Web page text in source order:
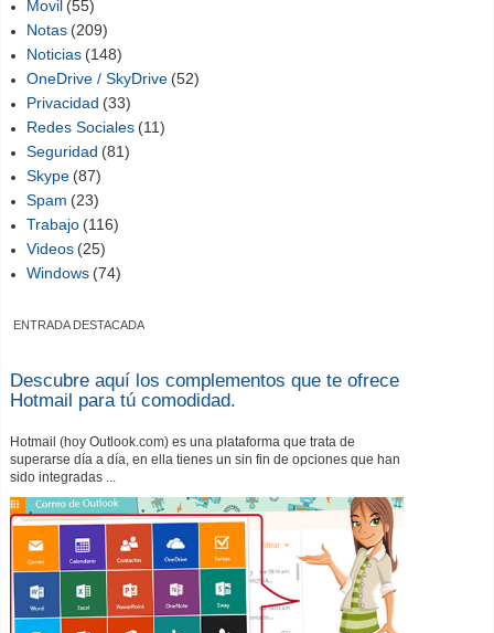
Movil (55)
Notas (209)
Noticias (148)
OneDrive / SkyDrive (52)
Privacidad (33)
Redes Sociales (11)
Seguridad (81)
Skype (87)
Spam (23)
Trabajo (116)
Videos (25)
Windows (74)
ENTRADA DESTACADA
Descubre aquí los complementos que te ofrece
Hotmail para tú comodidad.
Hotmail (hoy Outlook.com) es una plataforma que trata de
superarse día a día, en ella tienes un sin fin de opciones que han
sido integradas ...